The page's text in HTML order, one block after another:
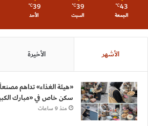
43
℃
الجمعة
39
℃
السبت
39
℃
الأحد
الأشهر الأخيرة
«هيئة الغذاء» تداهم
سكن خاص في «مبارك
منذ 9 ساعات